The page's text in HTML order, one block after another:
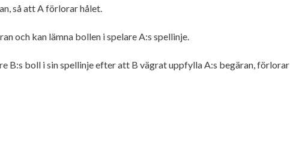
så att A förlorar hålet.
och kan lämna bollen i spelare A:s spellinje.
B:s boll i sin spellinje efter att B vägrat uppfylla A:s begäran, förlorar